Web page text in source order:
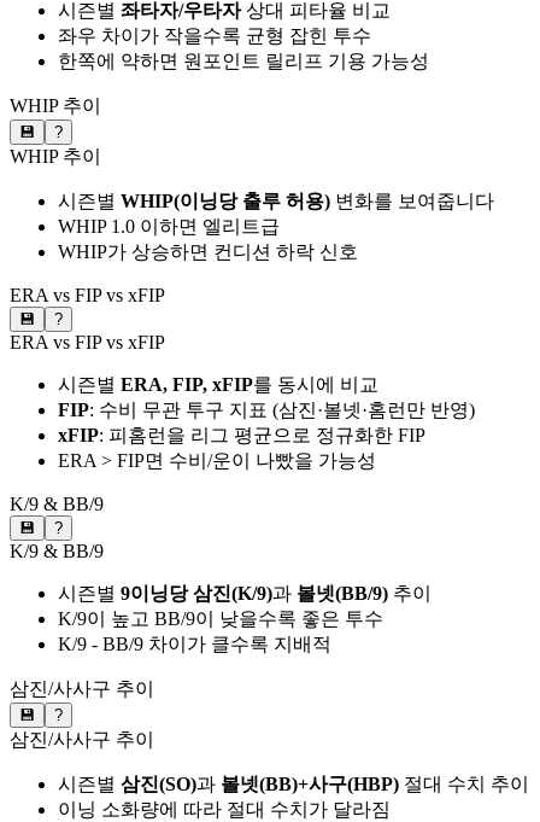
시즌별 좌타자/우타자상대 피타율 비교
좌우 차이가 작을수록 균형 잡힌 투수
한쪽에 약하면 원포인트 릴리프 기용 가능성
WHIP 추이
💾 ?
WHIP 추이
시즌별 WHIP(이닝당 출루 허용) 변화를 보여줍니다
WHIP 1.0 이하면 엘리트급
WHIP가 상승하면 컨디션 하락 신호
ERA vs FIP vs xFIP
💾 ?
ERA vs FIP vs xFIP
시즌별 ERA, FIP, xFIP를 동시에 비교
FIP: 수비 무관 투구 지표 (삼진·볼넷·홈런만 반영)
xFIP: 피홈런을 리그 평균으로 정규화한 FIP
ERA > FIP면 수비/운이 나빴을 가능성
K/9 & BB/9
💾 ?
K/9 & BB/9
시즌별 9이닝당 삼진(K/9)과 볼넷(BB/9) 추이
K/9이 높고 BB/9이 낮을수록 좋은 투수
K/9 - BB/9 차이가 클수록 지배적
삼진/사사구 추이
💾 ?
삼진/사사구 추이
시즌별 삼진(SO)과 볼넷(BB)+사구(HBP) 절대 수치 추이
이닝 소화량에 따라 절대 수치가 달라짐